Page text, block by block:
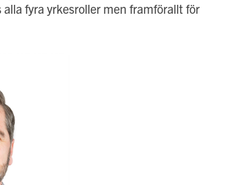
fyra yrkesroller men framförallt för